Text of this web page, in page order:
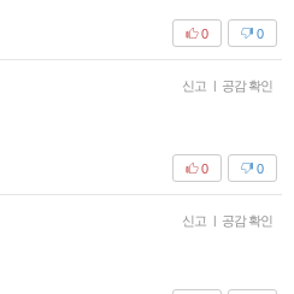
0
0
신고 | 공감 확인
0
0
신고 | 공감 확인